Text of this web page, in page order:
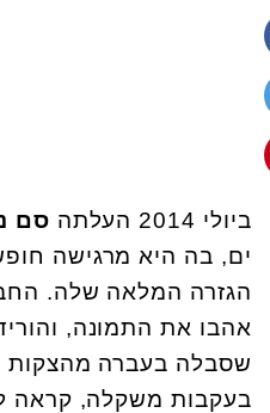
ביולי 2014 העלתה סם
ים, בה היא מרגישה
הגזרה המלאה שלה.
אהבו את התמונה,
שסבלה בעברה מהצקות
בעקבות משקלה, קראה